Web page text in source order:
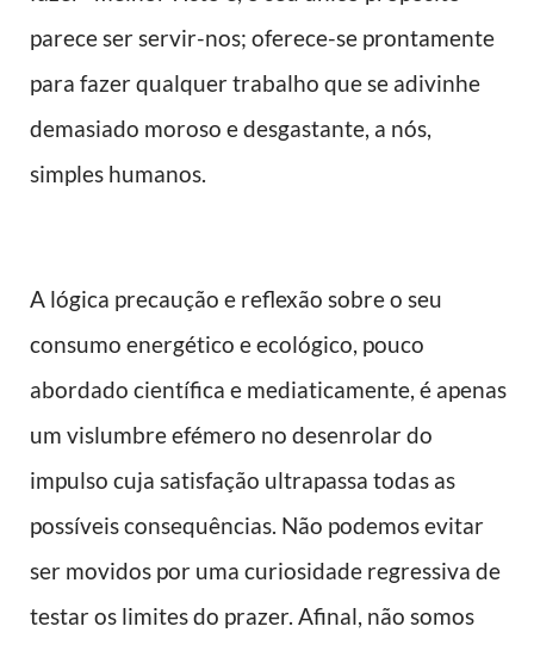
parece ser servir-nos; oferece-se prontamente
para fazer qualquer trabalho que se adivinhe
demasiado moroso e desgastante, a nós,
simples humanos.
A lógica precaução e reflexão sobre o seu
consumo energético e ecológico, pouco
abordado científica e mediaticamente, é apenas
um vislumbre efémero no desenrolar do
impulso cuja satisfação ultrapassa todas as
possíveis consequências. Não podemos evitar
ser movidos por uma curiosidade regressiva de
testar os limites do prazer. Afinal, não somos